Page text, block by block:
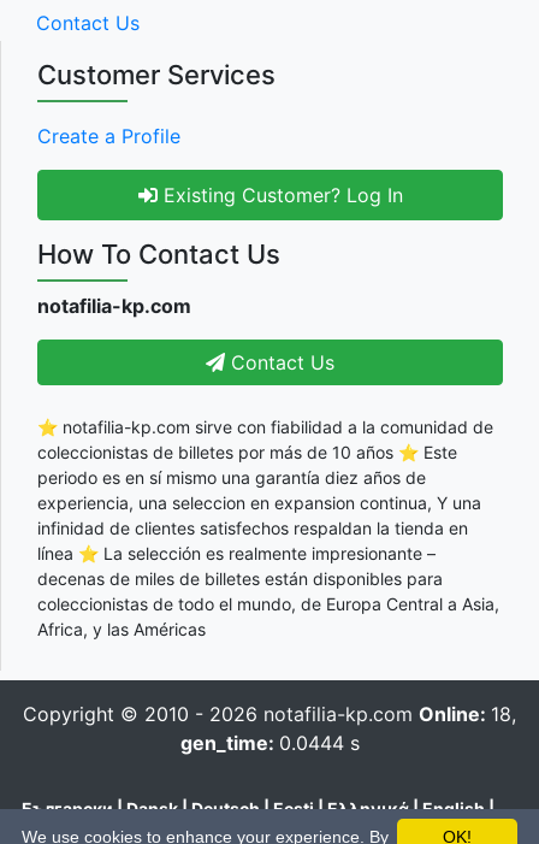
Contact Us
Customer Services
Create a Profile
Existing Customer? Log In
How To Contact Us
notafilia-kp.com
Contact Us
⭐ notafilia-kp.com sirve con fiabilidad a la comunidad de
coleccionistas de billetes por más de 10 años ⭐ Este
periodo es en sí mismo una garantía diez años de
experiencia, una seleccion en expansion continua, Y una
infinidad de clientes satisfechos respaldan la tienda en
línea ⭐ La selección es realmente impresionante –
decenas de miles de billetes están disponibles para
coleccionistas de todo el mundo, de Europa Central a Asia,
Africa, y las Américas
Copyright © 2010 - 2026 notafilia-kp.com Online: 18,
gen_time: 0.0444 s
Български|Dansk|Deutsch|Eesti|Ελληνικά|English|
Español|Français|Hrvatski|Italiano|Latviešu Lietuvių
OK!
We use cookies to enhance your experience. By